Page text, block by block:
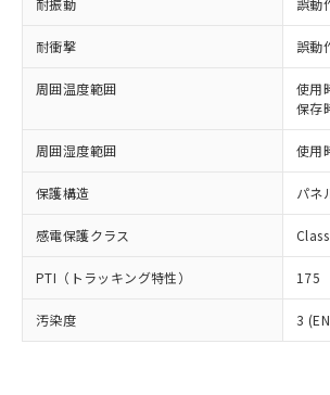
耐振動 誤動
耐衝撃 誤動
周囲温度範囲
使用
保存
周囲湿度範囲 使用
保護構造 パネ
感電保護クラス
PTI（トラッキング特性） 175
汚染度 3
正式な納期状況および標準
様のお取引先、またはお客
ムロン制御機器販売店・当
オムロン制御機器販売店や
販売ネットワーク
在庫状況および標準価格結
事前の承諾なく第三者に漏
示しないようお願いします。
マイパーツ機能（部品リスト
ビス）をご利用いただくに
メンバーズにご登録されてい
お客様が当ウェブサイト上
但し、RoHS指令で産業用監視および制御
適用除外項目は除く。
フタル酸エステル類の４物質については閾
図的な使用がないことを確認しています。
部品在庫の切り替え状況などによ
月が前後することがあります。
※3 非含有証明書ダウンロー
DBP(フタル酸ジブチル) : 1000ppm、
イソブチル) : 1000ppm、 BBP(フタル酸ブ
DEHP(フタル酸ビス(2-エチルヘキシル)) :
準値以下であることを示します。
「10」：通常の使用状況下におい
質が外部に漏えいし、環境に深刻
及ぼさない年数を意味します。
「－」：未確認です。当社販売
全に破砕するなど、違法に
いよう必要な手段を講じま
当社は貴社製品を、核兵器
ル、化学兵器、生物兵器ま
武器並びにこれらの製造装
当社は、貴社製品を第三者
場合は、上記1、2および3
該第三者に通知します。ま
販売先および販売に係わる関
法に輸出するおそれがある
り引きをいたしません。
一定数には満たないが
－
在庫なし(最新の在庫状
いては、お客様のお取引
たはお客様担当のオム
機器販売店・当社販売員
空
受注生産機種、また在庫
情報を公開していない